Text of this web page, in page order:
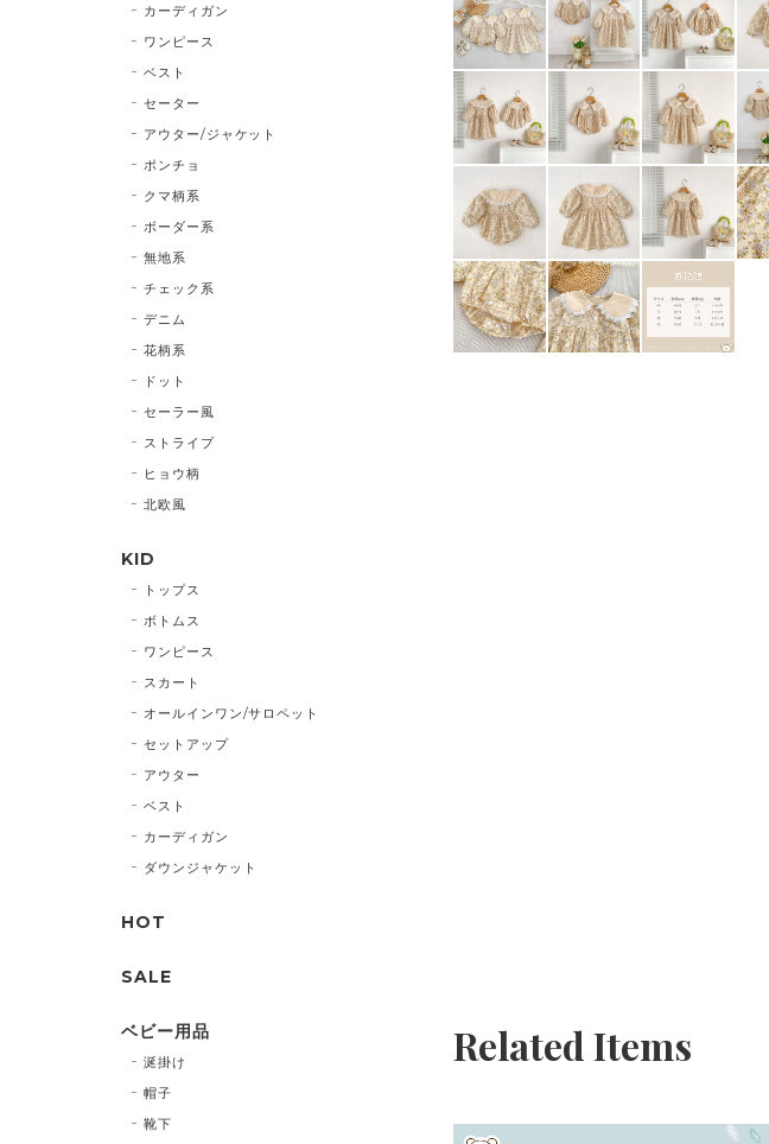
Related Items
カーディガン
ワンピース
ベスト
セーター
アウター/ジャケット
ポンチョ
クマ柄系
ボーダー系
無地系
チェック系
デニム
花柄系
ドット
セーラー風
ストライプ
ヒョウ柄
北欧風
KID
トップス
ボトムス
ワンピース
スカート
オールインワン/サロペット
セットアップ
アウター
ベスト
カーディガン
ダウンジャケット
HOT
SALE
ベビー用品
涎掛け
帽子
靴下